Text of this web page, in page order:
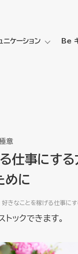
ニケーション Be
意
仕事にする
めに
好きなことを稼げる仕事にす
トックできます。